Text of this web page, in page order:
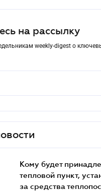
на рассылку
weekly-digest о
Кому будет
тепловой пункт,
за средства